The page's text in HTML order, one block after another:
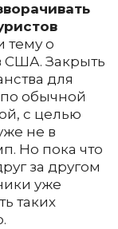
тему о
США. Закрыть
для
обычной
с целью
не в
Но пока что
за другом
уже
таких